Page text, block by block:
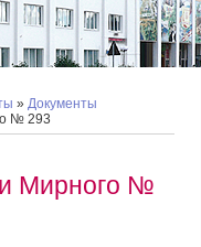
» Документы
№ 293
Мирного №